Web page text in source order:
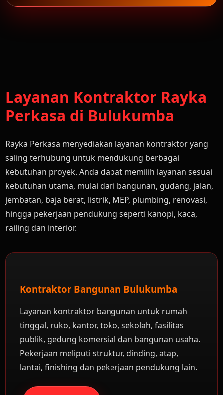
Layanan Kontraktor Rayka
Perkasa di Bulukumba
Rayka Perkasa menyediakan layanan kontraktor yang
saling terhubung untuk mendukung berbagai
kebutuhan proyek. Anda dapat memilih layanan sesuai
kebutuhan utama, mulai dari bangunan, gudang, jalan,
jembatan, baja berat, listrik, MEP, plumbing, renovasi,
hingga pekerjaan pendukung seperti kanopi, kaca,
railing dan interior.
Kontraktor Bangunan Bulukumba
Layanan kontraktor bangunan untuk rumah
tinggal, ruko, kantor, toko, sekolah, fasilitas
publik, gedung komersial dan bangunan usaha.
Pekerjaan meliputi struktur, dinding, atap,
lantai, finishing dan pekerjaan pendukung lain.